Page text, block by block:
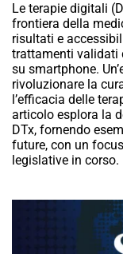
Le terapie digitali
frontiera della
risultati e
trattamenti validati
su smartphone.
rivoluzionare la
l’efficacia delle
articolo esplora la
DTx, fornendo
future, con un
legislative in corso.